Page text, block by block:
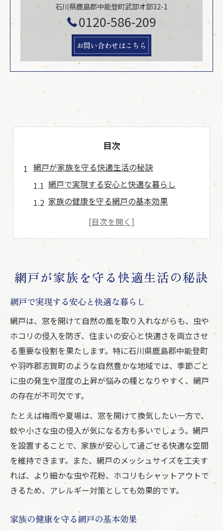
石川県鹿島郡中能登町武部オ部32-1
0120-586-209
お問い合わせはこちら
目次
網戸が家族を守る快適生活の秘訣
網戸で実現する安心と快適な暮らし
家族の健康を守る網戸の基本効果
通気性と衛生を両立する網戸活用術
網戸で省エネと健康を同時に叶える方法
湿度や臭い対策に網戸が役立つ理由
網戸で湿気やカビを防ぐ換気のコツ
屋内の臭い対策に役立つ網戸の効果
梅雨時期に活躍する網戸の使い方
網戸を活用して空気をきれいに保つ方法
換気力を高めるための網戸の選び方
虫の侵入を防ぐための網戸選び方
網戸で小さな虫もしっかりガード
虫対策に適した網戸のメッシュ選び
効果的な虫除けには網戸が最適
家族を守るための網戸の選定ポイント
防虫を意識した網戸の設置ポイント
玄関や浴室でも活躍する網戸の効果
玄関網戸で湿気や臭いを軽減する工夫
浴室の換気を助ける網戸の利点
後付け可能な網戸の選び方と注意点
網戸が家族を守る快適生活の秘訣
網戸で実現する安心と快適な暮らし
網戸は、窓を開けて自然の風を取り入れながらも、虫や
ホコリの侵入を防ぎ、住まいの安心と快適さを両立させ
る重要な役割を果たします。特に石川県鹿島郡中能登町
や羽咋郡志賀町のような自然豊かな地域では、季節ごと
に虫の発生や湿度の上昇が悩みの種となりやすく、網戸
の存在が不可欠です。
たとえば梅雨や夏場は、窓を開けて換気したい一方で、
蚊や小さな虫の侵入が気になる方も多いでしょう。網戸
を設置することで、家族が安心して過ごせる快適な空間
を維持できます。また、網戸のメッシュサイズを工夫す
れば、より細かな虫や花粉、ホコリもシャットアウトで
きるため、アレルギー対策としても効果的です。
家族の健康を守る網戸の基本効果